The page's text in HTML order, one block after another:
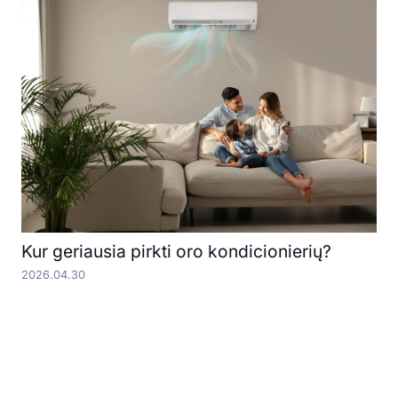
Kur geriausia pirkti oro kondicionierių?
2026.04.30